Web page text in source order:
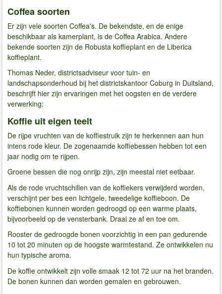
Coffea soorten
Er zijn vele soorten Coffea's. De bekendste, en de enige
beschikbaar als kamerplant, is de Coffea Arabica. Andere
bekende soorten zijn de Robusta koffieplant en de Liberica
koffieplant.
Thomas Neder, districtsadviseur voor tuin- en
landschapsonderhoud bij het districtskantoor Coburg in Duitsland,
beschrijft hier zijn ervaringen met het oogsten en de verdere
verwerking:
Koffie uit eigen teelt
De rijpe vruchten van de koffiestruik zijn te herkennen aan hun
intens rode kleur. De zogenaamde koffiebessen hebben tot een
jaar nodig om te rijpen.
Groene bessen die nog onrijp zijn, zijn meestal niet eetbaar.
Als de rode vruchtschillen van de koffiekers verwijderd worden,
verschijnt per bes een lichtgele, tweedelige koffieboon. De
koffiebonen kunnen worden gedroogd op een warme plaats,
bijvoorbeeld op de vensterbank. Draai ze af en toe om.
Rooster de gedroogde bonen voorzichtig in een pan gedurende
10 tot 20 minuten op de hoogste warmtestand. Ze ontwikkelen nu
hun typische aroma.
De koffie ontwikkelt zijn volle smaak 12 tot 72 uur na het branden.
De bonen kunnen dan worden gemalen en gebrouwen.